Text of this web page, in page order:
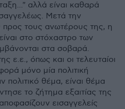
αλλά είναι καθαρά
Μετά την
προς τους ανωτέρους της, η
στο στόχαστρο των
στα σοβαρά.
ε.ε., όπως και οι τελευταίοι
μόνο μία πολιτική
πολιτικό θέμα, είναι θέμα
το ζήτημα εξαιτίας της
εισαγγελείς